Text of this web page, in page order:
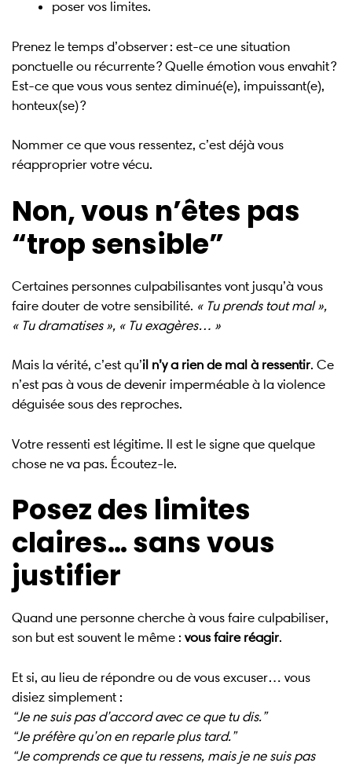
poser vos limites.
Prenez le temps d’observer : est-ce une situation
ponctuelle ou récurrente ? Quelle émotion vous envahit ?
Est-ce que vous vous sentez diminué(e), impuissant(e),
honteux(se) ?
Nommer ce que vous ressentez, c’est déjà vous
réapproprier votre vécu.
Non, vous n’êtes pas
“trop sensible”
Certaines personnes culpabilisantes vont jusqu’à vous
faire douter de votre sensibilité. « Tu prends tout mal »,
« Tu dramatises », « Tu exagères… »
Mais la vérité, c’est qu’il n’y a rien de mal à ressentir. Ce
n’est pas à vous de devenir imperméable à la violence
déguisée sous des reproches.
Votre ressenti est légitime. Il est le signe que quelque
chose ne va pas. Écoutez-le.
Posez des limites
claires… sans vous
justifier
Quand une personne cherche à vous faire culpabiliser,
son but est souvent le même : vous faire réagir.
Et si, au lieu de répondre ou de vous excuser… vous
disiez simplement :
“Je ne suis pas d’accord avec ce que tu dis.”
“Je préfère qu’on en reparle plus tard.”
“Je comprends ce que tu ressens, mais je ne suis pas